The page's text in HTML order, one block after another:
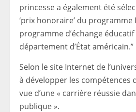
princesse a également été
‘prix honoraire’ du programme
programme d’échange
département d’État américain.”
Selon le site Internet de
à développer les compétences
vue d’une « carrière réussie
publique ».